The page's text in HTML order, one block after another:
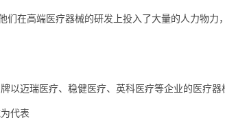
在高端医疗器械的研发上投入了大量的人力物力
以迈瑞医疗、稳健医疗、英科医疗等企业的医疗器
代表